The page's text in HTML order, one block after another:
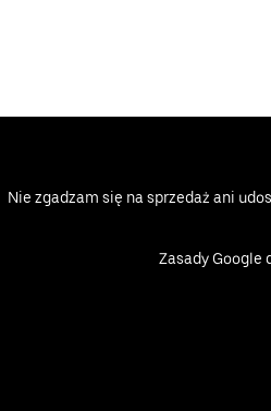
Nie zgadzam się na sprzedaż ani
Zasady Google